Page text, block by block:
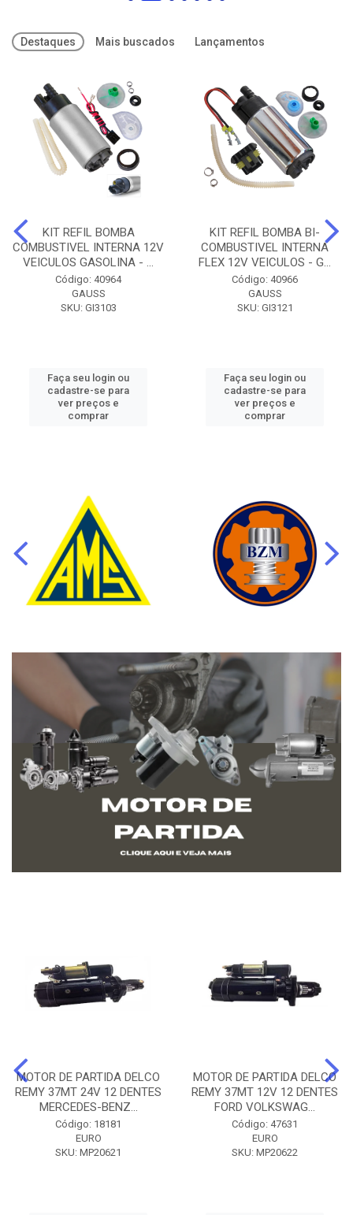
Destaques Mais buscados Lançamentos
KIT REFIL BOMBA
COMBUSTIVEL INTERNA 12V
VEICULOS GASOLINA - ...
Código: 40964
GAUSS
SKU: GI3103
Faça seu login ou
cadastre-se para
ver preços e
comprar
KIT REFIL BOMBA BI-
COMBUSTIVEL INTERNA
FLEX 12V VEICULOS - G...
Código: 40966
GAUSS
SKU: GI3121
Faça seu login ou
cadastre-se para
ver preços e
comprar
MOTOR DE PARTIDA DELCO
REMY 37MT 24V 12 DENTES
MERCEDES-BENZ...
Código: 18181
EURO
SKU: MP20621
MOTOR DE PARTIDA DELCO
REMY 37MT 12V 12 DENTES
FORD VOLKSWAG...
Código: 47631
EURO
SKU: MP20622